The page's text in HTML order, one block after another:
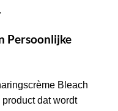
.
Persoonlijke
Bleach
dat wordt